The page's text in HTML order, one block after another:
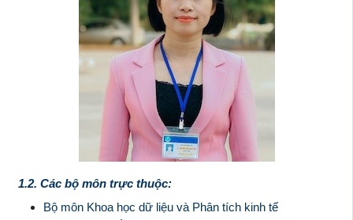
1.2. Các bộ môn trực thuộc:
Bộ môn Khoa học dữ liệu và Phân tích kinh tế